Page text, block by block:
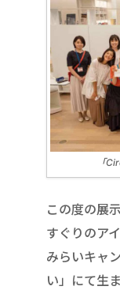
「
この度の展
すぐりのア
みらいキャ
い」にて生